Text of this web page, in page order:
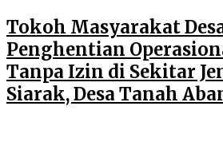
Tokoh Masyarakat
Penghentian
Tanpa Izin di Sekitar
Siarak, Desa Tanah